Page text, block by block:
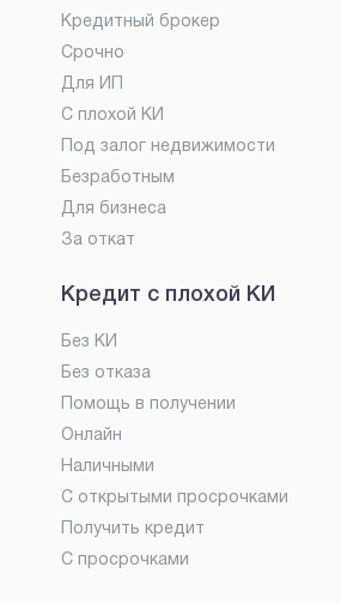
Кредитный брокер
Срочно
Для ИП
С плохой КИ
Под залог недвижимости
Безработным
Для бизнеса
За откат
Кредит с плохой КИ
Без КИ
Без отказа
Помощь в получении
Онлайн
Наличными
С открытыми просрочками
Получить кредит
С просрочками